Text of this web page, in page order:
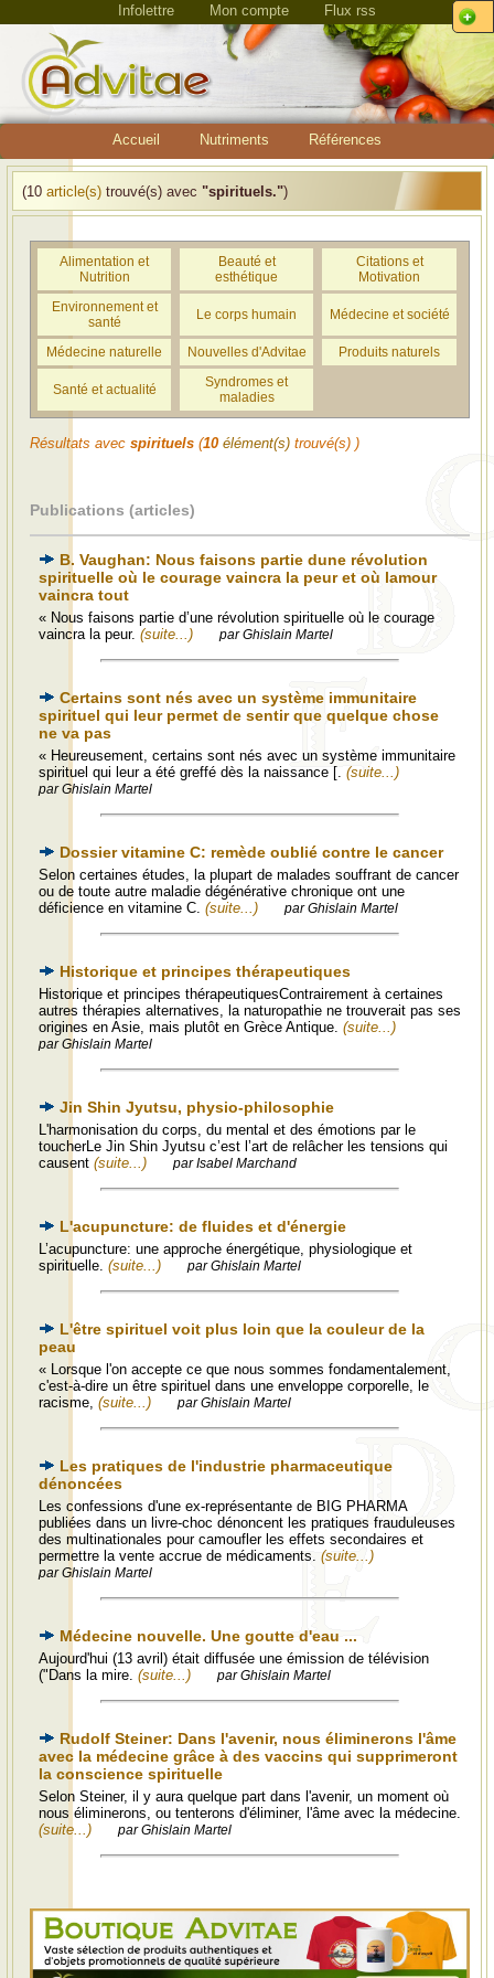
Infolettre Mon compte Flux rss
Accueil Nutriments Références
(10 article(s) trouvé(s) avec "spirituels.")
Alimentation et
Nutrition
Beauté et
esthétique
Citations et
Motivation
Environnement et
santé
Le corps humain Médecine et société
Médecine naturelle Nouvelles d'Advitae Produits naturels
Santé et actualité
Syndromes et
maladies
Résultats avec spirituels (10 élément(s) trouvé(s) )
Publications (articles)
B. Vaughan: Nous faisons partie dune révolution
spirituelle où le courage vaincra la peur et où lamour
vaincra tout
« Nous faisons partie d’une révolution spirituelle où le courage
vaincra la peur. (suite...) par Ghislain Martel
Certains sont nés avec un système immunitaire
spirituel qui leur permet de sentir que quelque chose
ne va pas
« Heureusement, certains sont nés avec un système immunitaire
spirituel qui leur a été greffé dès la naissance [. (suite...)
par Ghislain Martel
Dossier vitamine C: remède oublié contre le cancer
Selon certaines études, la plupart de malades souffrant de cancer
ou de toute autre maladie dégénérative chronique ont une
déficience en vitamine C. (suite...) par Ghislain Martel
Historique et principes thérapeutiques
Historique et principes thérapeutiquesContrairement à certaines
autres thérapies alternatives, la naturopathie ne trouverait pas ses
origines en Asie, mais plutôt en Grèce Antique. (suite...)
par Ghislain Martel
Jin Shin Jyutsu, physio-philosophie
L'harmonisation du corps, du mental et des émotions par le
toucherLe Jin Shin Jyutsu c’est l’art de relâcher les tensions qui
causent (suite...) par Isabel Marchand
L'acupuncture: de fluides et d'énergie
L’acupuncture: une approche énergétique, physiologique et
spirituelle. (suite...) par Ghislain Martel
L'être spirituel voit plus loin que la couleur de la
peau
« Lorsque l'on accepte ce que nous sommes fondamentalement,
c'est-à-dire un être spirituel dans une enveloppe corporelle, le
racisme, (suite...) par Ghislain Martel
Les pratiques de l'industrie pharmaceutique
dénoncées
Les confessions d'une ex-représentante de BIG PHARMA
publiées dans un livre-choc dénoncent les pratiques frauduleuses
des multinationales pour camoufler les effets secondaires et
permettre la vente accrue de médicaments. (suite...)
par Ghislain Martel
Médecine nouvelle. Une goutte d'eau ...
Aujourd'hui (13 avril) était diffusée une émission de télévision
("Dans la mire. (suite...) par Ghislain Martel
Rudolf Steiner: Dans l'avenir, nous éliminerons l'âme
avec la médecine grâce à des vaccins qui supprimeront
la conscience spirituelle
Selon Steiner, il y aura quelque part dans l'avenir, un moment où
nous éliminerons, ou tenterons d'éliminer, l'âme avec la médecine.
(suite...)
par Ghislain Martel